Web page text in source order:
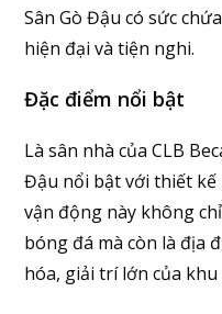
Sân Gò Đậu có sức
hiện đại và tiện nghi.
Đặc điểm nổi bật
Là sân nhà của CLB
Đậu nổi bật với thiết kế
vận động này không
bóng đá mà còn là địa
hóa, giải trí lớn của khu